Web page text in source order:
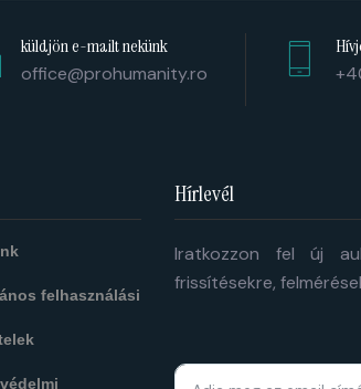
küldjön e-mailt nekünk
office@prohumanity.ro
felhasználási
Hírlevél
Iratkozzon fel új
frissítésekre,